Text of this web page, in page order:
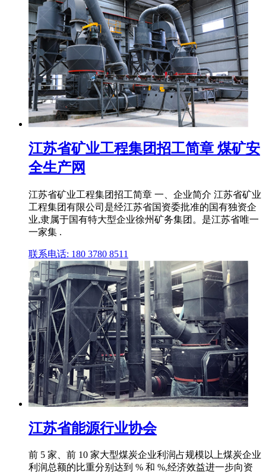
江苏省矿业工程集团招工简章 煤矿安
全生产网
江苏省矿业工程集团招工简章 一、企业简介 江苏省矿业
工程集团有限公司是经江苏省国资委批准的国有独资企
业,隶属于国有特大型企业徐州矿务集团。是江苏省唯一
一家集 .
联系电话: 180 3780 8511
江苏省能源行业协会
前 5 家、前 10 家大型煤炭企业利润占规模以上煤炭企业
利润总额的比重分别达到 % 和 %,经济效益进一步向资